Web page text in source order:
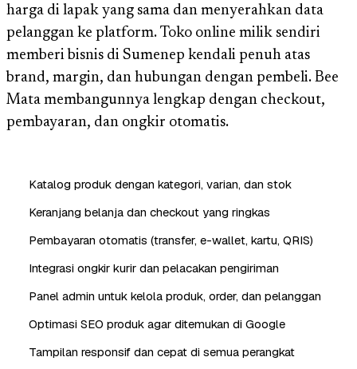
harga di lapak yang sama dan menyerahkan data
pelanggan ke platform. Toko online milik sendiri
memberi bisnis di Sumenep kendali penuh atas
brand, margin, dan hubungan dengan pembeli. Bee
Mata membangunnya lengkap dengan checkout,
pembayaran, dan ongkir otomatis.
Katalog produk dengan kategori, varian, dan stok
Keranjang belanja dan checkout yang ringkas
Pembayaran otomatis (transfer, e-wallet, kartu, QRIS)
Integrasi ongkir kurir dan pelacakan pengiriman
Panel admin untuk kelola produk, order, dan pelanggan
Optimasi SEO produk agar ditemukan di Google
Tampilan responsif dan cepat di semua perangkat